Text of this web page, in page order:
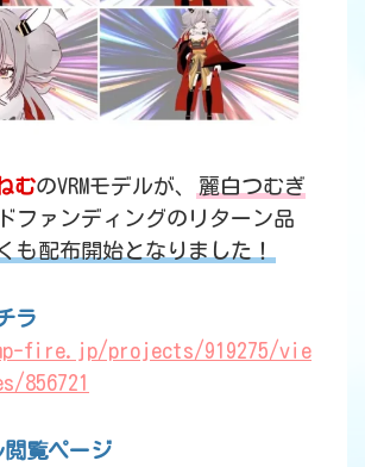
むのVRMモデルが、
麗白つむぎ
ファンディングのリターン品
も配布開始となりました！
ラ
fire.jp/projects/919275/vie
856721
閲覧ページ